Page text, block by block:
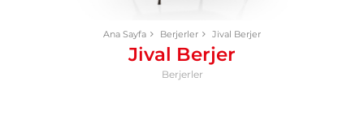
Ana Sayfa Berjerler Jival Berjer
Jival Berjer
Berjerler